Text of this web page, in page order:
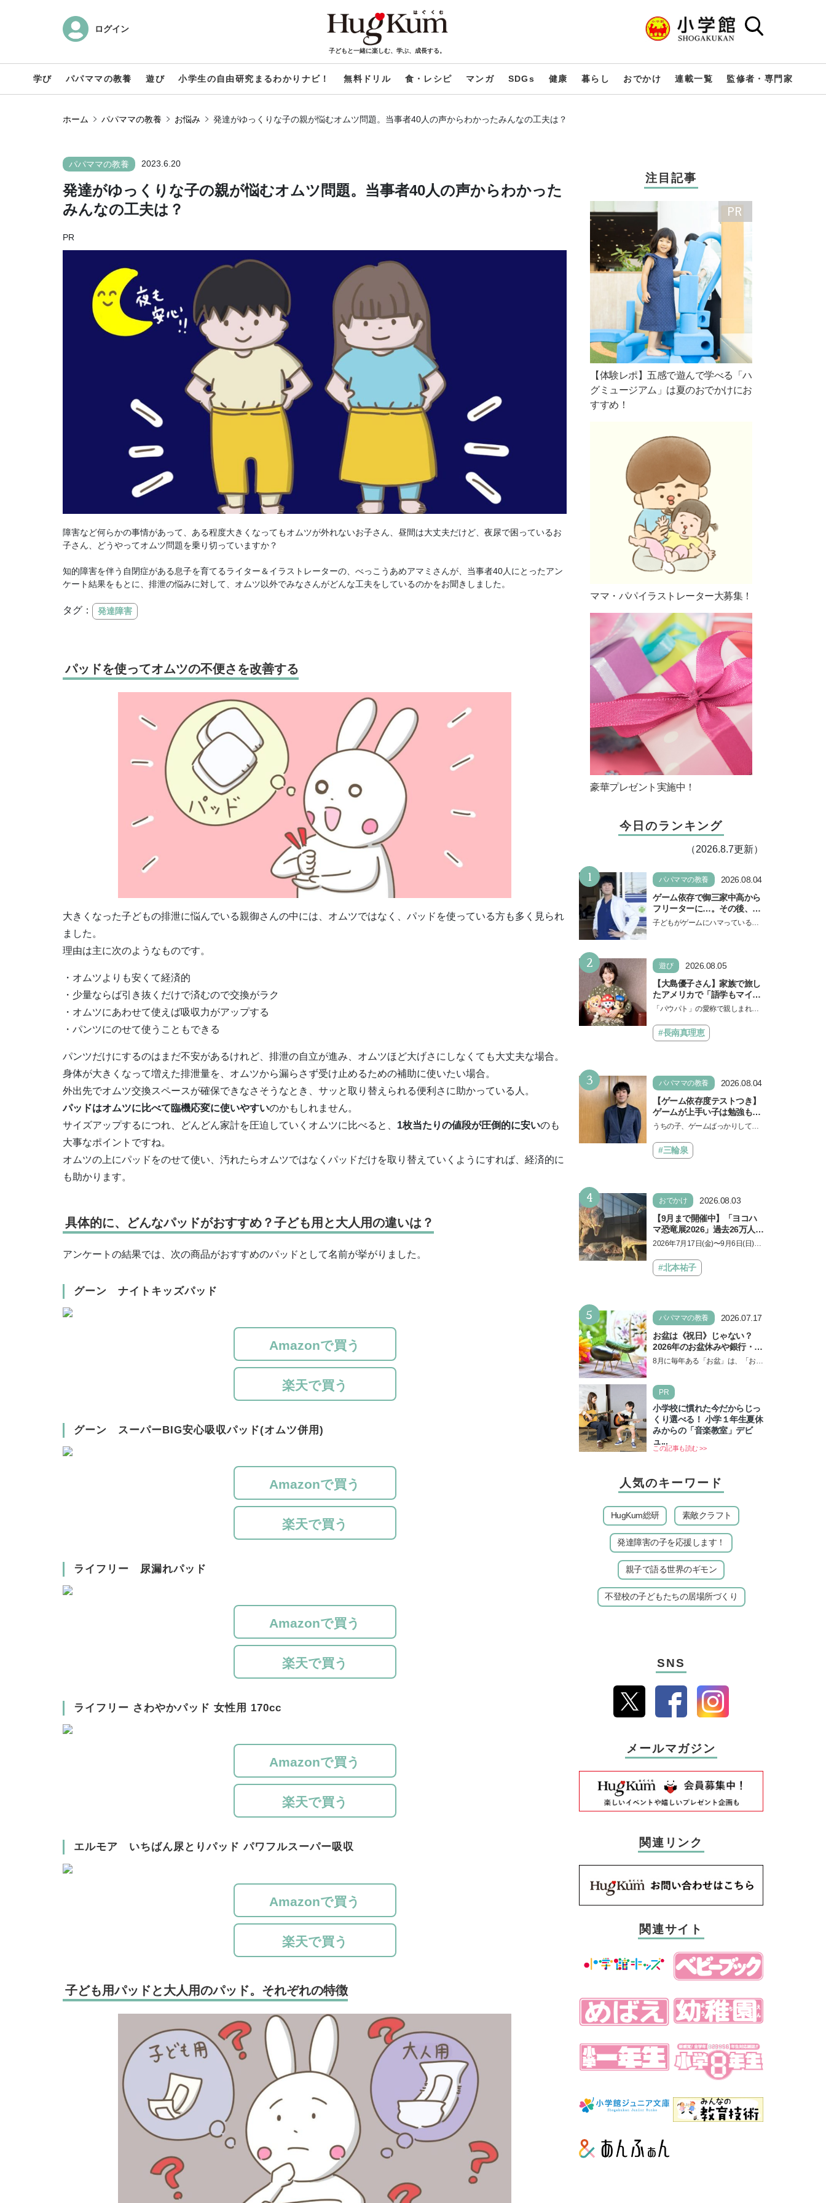
ログイン
子どもと一緒に楽しむ、学ぶ、成長する。
学び パパママの教養 遊び 小学生の自由研究まるわかりナビ！ 無料ドリル 食・レシピ マンガ SDGs 健康 暮らし おでかけ 連載一覧 監修者・専門家
ホーム パパママの教養 お悩み 発達がゆっくりな子の親が悩むオムツ問題。当事者40人の声からわかったみんなの工夫は？
パパママの教養 2023.6.20
発達がゆっくりな子の親が悩むオムツ問題。当事者40人の声からわかった
みんなの工夫は？
PR
障害など何らかの事情があって、ある程度大きくなってもオムツが外れないお子さん、昼間は大丈夫だけど、夜尿で困っているお
子さん、どうやってオムツ問題を乗り切っていますか？
知的障害を伴う自閉症がある息子を育てるライター＆イラストレーターの、べっこうあめアマミさんが、当事者40人にとったアン
ケート結果をもとに、排泄の悩みに対して、オムツ以外でみなさんがどんな工夫をしているのかをお聞きしました。
タグ： 発達障害
パッドを使ってオムツの不便さを改善する
大きくなった子どもの排泄に悩んでいる親御さんの中には、オムツではなく、パッドを使っている方も多く見られ
ました。
理由は主に次のようなものです。
・オムツよりも安くて経済的
・少量ならば引き抜くだけで済むので交換がラク
・オムツにあわせて使えば吸収力がアップする
・パンツにのせて使うこともできる
パンツだけにするのはまだ不安があるけれど、排泄の自立が進み、オムツほど大げさにしなくても大丈夫な場合。
身体が大きくなって増えた排泄量を、オムツから漏らさず受け止めるための補助に使いたい場合。
外出先でオムツ交換スペースが確保できなさそうなとき、サッと取り替えられる便利さに助かっている人。
パッドはオムツに比べて臨機応変に使いやすいのかもしれません。
サイズアップするにつれ、どんどん家計を圧迫していくオムツに比べると、 1枚当たりの値段が圧倒的に安いのも
大事なポイントですね。
オムツの上にパッドをのせて使い、汚れたらオムツではなくパッドだけを取り替えていくようにすれば、経済的に
も助かります。
具体的に、どんなパッドがおすすめ？子ども用と大人用の違いは？
アンケートの結果では、次の商品がおすすめのパッドとして名前が挙がりました。
グーン ナイトキッズパッド
Amazonで買う
楽天で買う
グーン スーパーBIG安心吸収パッド(オムツ併用)
Amazonで買う
楽天で買う
ライフリー 尿漏れパッド
Amazonで買う
楽天で買う
ライフリー さわやかパッド 女性用 170cc
Amazonで買う
楽天で買う
エルモア いちばん尿とりパッド パワフルスーパー吸収
Amazonで買う
楽天で買う
子ども用パッドと大人用のパッド。それぞれの特徴
注目記事
【体験レポ】五感で遊んで学べる「ハ
グミュージアム」は夏のおでかけにお
すすめ！
ママ・パパイラストレーター大募集！
豪華プレゼント実施中！
今日のランキング
（2026.8.7更新）
1 パパママの教養
2026.08.04
ゲーム依存で御三家中高から
フリーターに…。その後、医
学部へ逆転合格した現役医師
子どもがゲームにハマっている
2 遊び
2026.08.05
【大島優子さん】家族で旅し
たアメリカで「語学もマイン
ドも！ 子どもの成長はすごか
『パウ・パトロール ザ・ダイ
ノ・ムービー』ではあきらめ
「パウパト」の愛称で親しまれる
の劇場版シリーズ第3弾、映画『パ
ウ・パトロール ザ…
#長南真理恵
3 パパママの教養
2026.08.04
【ゲーム依存度テストつき】
ゲームが上手い子は勉強もで
きる？御三家中高卒でゲーマ
えるゲームしながら受験で勝
つためのメソッド
うちの子、ゲームばっかりしてい
言し、子どもとトラブルになる家
庭は多いもの。でも…
#三輪泉
4 おでかけ
2026.08.03
【9月まで開催中】「ヨコハ
マ恐竜展2026」過去26万人を
動員した恐竜展が9年ぶりに
しむポイントを完全ガイド
2026年7月17日(金)〜9月6日(日)、
「ヨコハマ恐竜展2026〜恐竜の食
卓大図鑑〜」が開催…
#北本祐子
5 パパママの教養
2026.07.17
お盆は《祝日》じゃない？
2026年のお盆休みや銀行・役
所の営業や交通機関情報も紹
8月に毎年ある「お盆」は、「お盆
ずは2026年のお盆…
PR
小学校に慣れた今だからじっ
くり選べる！ 小学１年生夏休
みからの「音楽教室」デビ
ュ...
この記事も読む >>
人気のキーワード
HugKum総研 素敵クラフト
発達障害の子を応援します！
親子で語る世界のギモン
不登校の子どもたちの居場所づくり
SNS
メールマガジン
関連リンク
関連サイト